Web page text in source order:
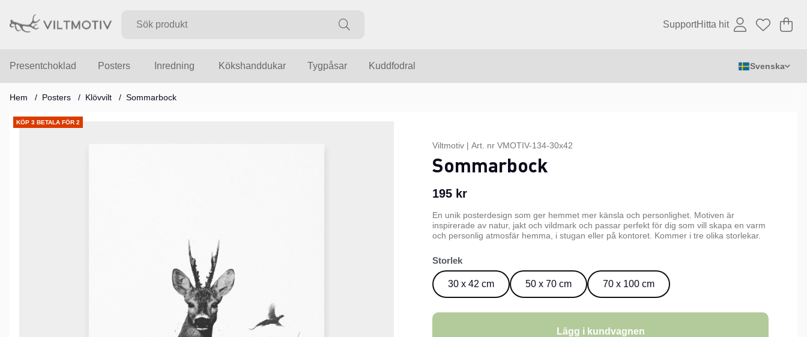
SupportHitta hit .
Presentchoklad Posters Inredning Kökshanddukar Tygpåsar Kuddfodral Svenska
Hem Posters Klövvilt Sommarbock
KÖP 3 BETALA FÖR 2
Produktbilder
Viltmotiv | Art. nr VMOTIV-134-30x42
Sommarbock
195 kr
En unik posterdesign som ger hemmet mer känsla och personlighet. Motiven är
inspirerade av natur, jakt och vildmark och passar perfekt för dig som vill skapa en varm
och personlig atmosfär hemma, i stugan eller på kontoret. Kommer i tre olika storlekar.
Storlek
30 x 42 cm 50 x 70 cm 70 x 100 cm
Lägg i kundvagnen